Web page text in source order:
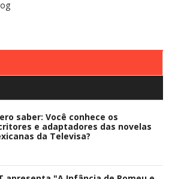
saber: Você conhece os
e adaptadores das novelas
da Televisa?